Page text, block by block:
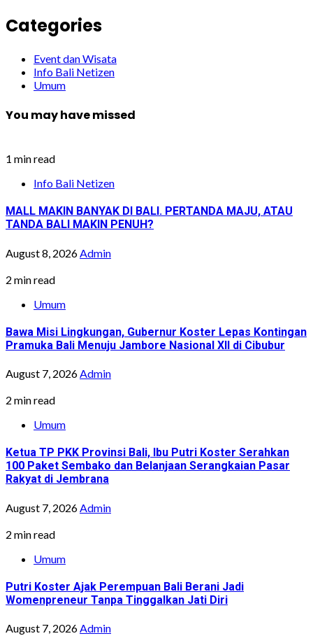
Categories
Event dan Wisata
Info Bali Netizen
Umum
You may have missed
1 min read
Info Bali Netizen
MALL MAKIN BANYAK DI BALI. PERTANDA MAJU, ATAU
TANDA BALI MAKIN PENUH?
August 8, 2026 Admin
2 min read
Umum
Bawa Misi Lingkungan, Gubernur Koster Lepas Kontingan
Pramuka Bali Menuju Jambore Nasional XII di Cibubur
August 7, 2026Admin
2 min read
Umum
Ketua TP PKK Provinsi Bali, Ibu Putri Koster Serahkan
100 Paket Sembako dan Belanjaan Serangkaian Pasar
Rakyat di Jembrana
August 7, 2026 Admin
2 min read
Umum
Putri Koster Ajak Perempuan Bali Berani Jadi
Womenpreneur Tanpa Tinggalkan Jati Diri
August 7, 2026Admin